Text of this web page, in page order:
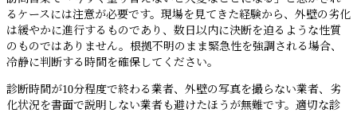
るケースには注意が必要です。現場を見てきた経験から、外壁の劣化
は緩やかに進行するものであり、数日以内に決断を迫るような性質
のものではありません。根拠不明のまま緊急性を強調される場合、
冷静に判断する時間を確保してください。
診断時間が10分程度で終わる業者、外壁の写真を撮らない業者、劣
化状況を書面で説明しない業者も避けたほうが無難です。適切な診